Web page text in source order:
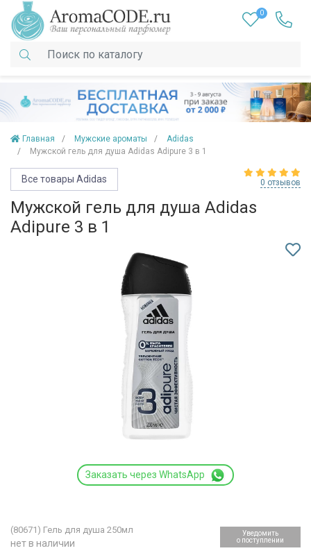
0
Главная Мужские ароматы
Adidas
Мужской гель для душа Adidas Adipure 3 в 1
Все товары Adidas 0 отзывов
Мужской гель для душа Adidas
Adipure 3 в 1
Заказать через WhatsApp
(80671) Гель для душа 250мл
нет в наличии
Уведомить
о поступлении